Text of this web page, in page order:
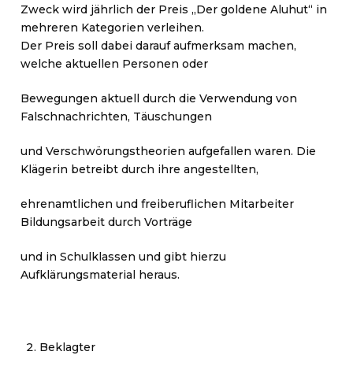
Zweck wird jährlich der Preis „Der goldene Aluhut“ in
mehreren Kategorien verleihen.
Der Preis soll dabei darauf aufmerksam machen,
welche aktuellen Personen oder
Bewegungen aktuell durch die Verwendung von
Falschnachrichten, Täuschungen
und Verschwörungstheorien aufgefallen waren. Die
Klägerin betreibt durch ihre angestellten,
ehrenamtlichen und freiberuflichen Mitarbeiter
Bildungsarbeit durch Vorträge
und in Schulklassen und gibt hierzu
Aufklärungsmaterial heraus.
Beklagter